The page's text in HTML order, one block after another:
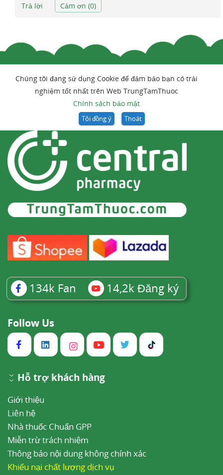
Trả lời
Cảm ơn (0)
Chúng tôi đang sử dụng Cookie để đảm bảo bạn có trải
nghiệm tốt nhất trên Web TrungTamThuoc
Chính sách bảo mật
Tôi đồng ý Thoát
134k Fan 14,2k Đăng ký
Follow Us
Hỗ trợ khách hàng
Giới thiệu
Liên hệ
Nhà thuốc Chuẩn GPP
Miễn trừ trách nhiệm
Thông báo nội dung không chính xác
Khiếu nại chất lượng dịch vụ